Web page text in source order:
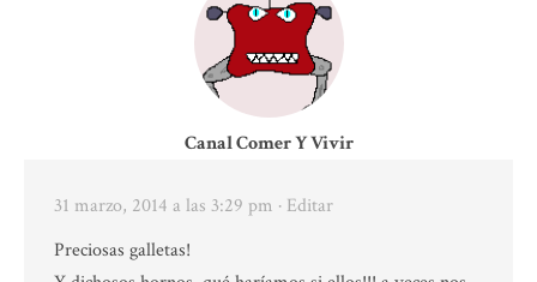
Canal Comer Y Vivir
31 marzo, 2014 a las 3:29 pm · Editar
Preciosas galletas!